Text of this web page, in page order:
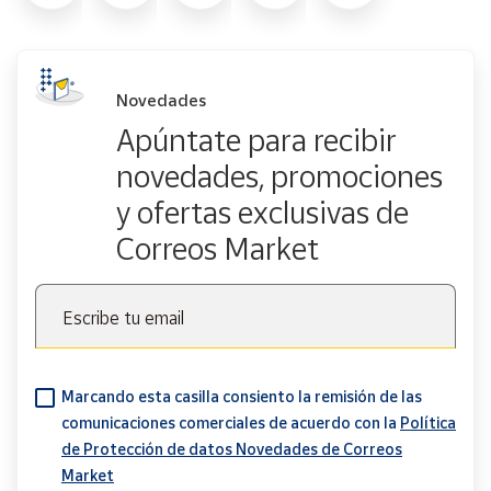
Novedades
Apúntate para recibir
novedades, promociones
y ofertas exclusivas de
Correos Market
Escribe tu email
Marcando esta casilla consiento la remisión de las
comunicaciones comerciales de acuerdo con la Política
de Protección de datos Novedades de Correos
Market